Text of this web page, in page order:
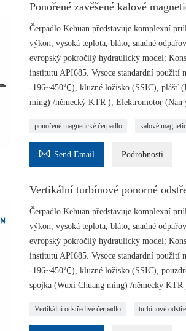
Ponořené zavěšené kalové
Čerpadlo Kehuan představuje komplexní
výkon, vysoká teplota, bláto, snadné
evropský pokročilý hydraulický model;
institutu API685. Vysoce standardní použití
-196~450℃), kluzné ložisko (SSIC), plášť
ming) /německý KTR ), Elektromotor (Nan
ponořené magnetické čerpadlo kalové
 Send Email Podrobnosti
Vertikální turbínové ponorné
Čerpadlo Kehuan představuje komplexní
výkon, vysoká teplota, bláto, snadné
evropský pokročilý hydraulický model;
institutu API685. Vysoce standardní použití
-196~450℃), kluzné ložisko (SSIC),
spojka (Wuxi Chuang ming) /německý
Vertikální odstředivé čerpadlo turbínové